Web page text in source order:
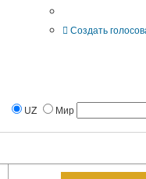
Создать
UZ Мир